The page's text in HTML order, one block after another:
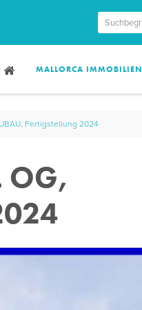
MALLORCA IMMOBILIEN
Fertigstellung 2024
OG,